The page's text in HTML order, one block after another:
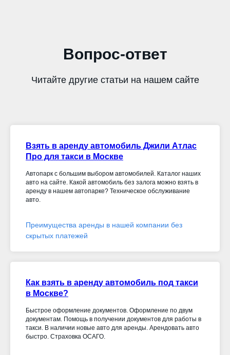
Вопрос-ответ
Читайте другие статьи на нашем сайте
Взять в аренду автомобиль Джили Атлас
Про для такси в Москве
Автопарк с большим выбором автомобилей. Каталог наших
авто на сайте. Какой автомобиль без залога можно взять в
аренду в нашем автопарке? Техническое обслуживание
авто.
Преимущества аренды в нашей компании без
скрытых платежей
Как взять в аренду автомобиль под такси
в Москве?
Быстрое оформление документов. Оформление по двум
документам. Помощь в получении документов для работы в
такси. В наличии новые авто для аренды. Арендовать авто
быстро. Страховка ОСАГО.